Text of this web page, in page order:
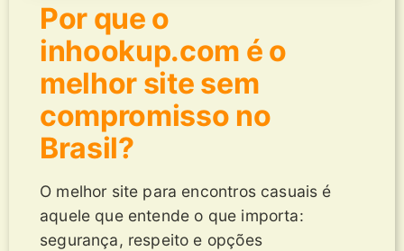
Por que o
inhookup.com é o
melhor site sem
compromisso no
Brasil?
O melhor site para encontros casuais é
aquele que entende o que importa:
segurança, respeito e opções